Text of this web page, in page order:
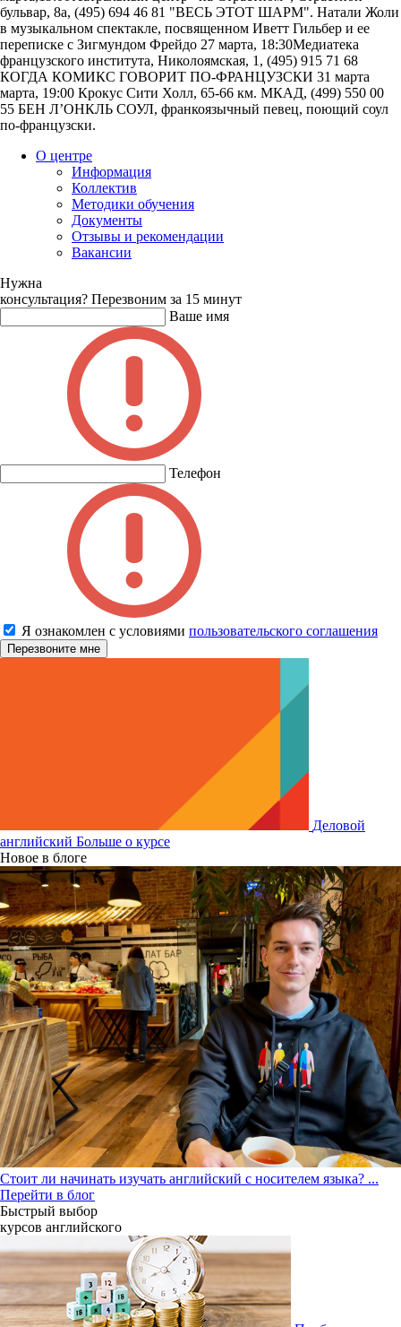
бульвар, 8а, (495) 694 46 81 "ВЕСЬ ЭТОТ ШАРМ". Натали Жоли
в музыкальном спектакле, посвященном Иветт Гильбер и ее
переписке с Зигмундом Фрейдо 27 марта, 18:30Медиатека
французского института, Николоямская, 1, (495) 915 71 68
КОГДА КОМИКС ГОВОРИТ ПО-ФРАНЦУЗСКИ 31 марта
марта, 19:00 Крокус Сити Холл, 65-66 км. МКАД, (499) 550 00
55 БЕН Л’ОНКЛЬ СОУЛ, франкоязычный певец, поющий соул
по-французски.
О центре
Информация
Коллектив
Методики обучения
Документы
Отзывы и рекомендации
Вакансии
Нужна
консультация? Перезвоним за 15 минут
Ваше имя
Телефон
Я ознакомлен с условиями пользовательского соглашения
Деловой
английский Больше о курсе
Новое в блоге
Стоит ли начинать изучать английский с носителем языка? ...
Перейти в блог
Быстрый выбор
курсов английcкого